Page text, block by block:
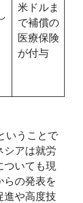
米ドルま
で補償の
医療保険
が付与
いうことで
シアは就労
ついても現
らの発表を
進や高度技